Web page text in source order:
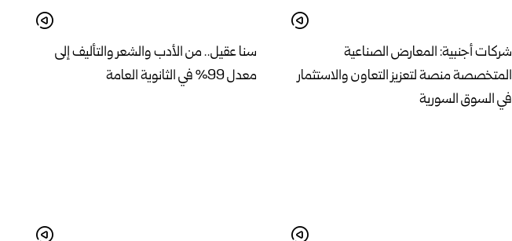
شركات أجنبية: المعارض الصناعية
المتخصصة منصة لتعزيز التعاون والاستثمار
في السوق السورية
سنا عقيل.. من الأدب والشعر والتأليف إلى
معدل 99% في الثانوية العامة